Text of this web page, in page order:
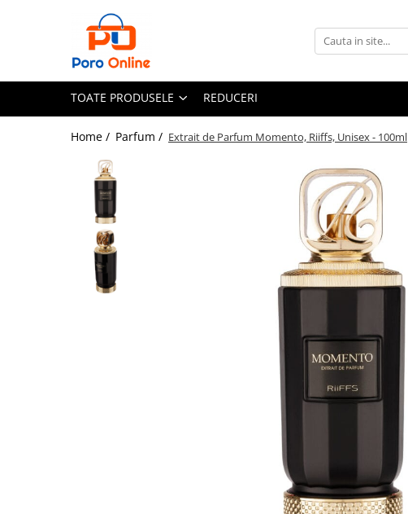
Toate Produsele
Parfumuri Arabesti
Parfum tip fiola
TOATE PRODUSELE REDUCERI
Home / Parfum / Extrait de Parfum Momento, Riiffs, Unisex - 100ml